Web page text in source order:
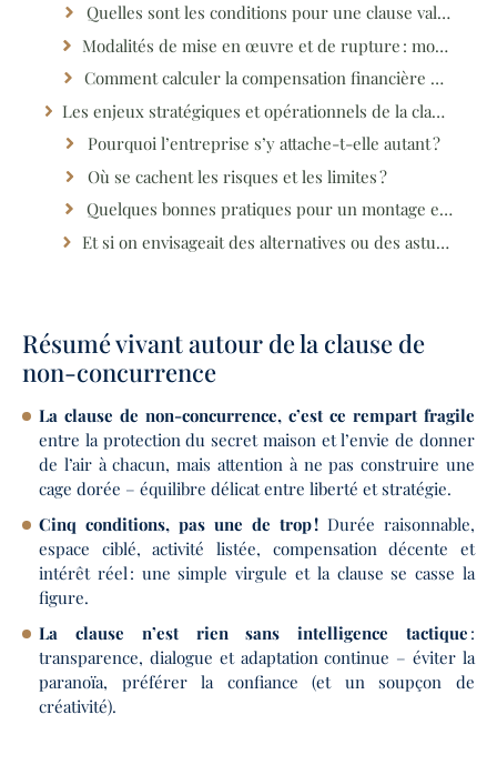
Quelles sont les conditions pour une clause valable ?
Modalités de mise en œuvre et de rupture : mode d’emploi ou casse-tête ?
Comment calculer la compensation financière d’une clause ?
Les enjeux stratégiques et opérationnels de la clause de non-concurrence : quelle stratégie adopter ?
Pourquoi l’entreprise s’y attache-t-elle autant ?
Où se cachent les risques et les limites ?
Quelques bonnes pratiques pour un montage efficace
Et si on envisageait des alternatives ou des astuces complémentaires ?
Résumé vivant autour de la clause de
non-concurrence
La clause de non-concurrence, c’est ce rempart fragile
entre la protection du secret maison et l’envie de donner
de l’air à chacun, mais attention à ne pas construire une
cage dorée – équilibre délicat entre liberté et stratégie.
Cinq conditions, pas une de trop ! Durée raisonnable,
espace ciblé, activité listée, compensation décente et
intérêt réel : une simple virgule et la clause se casse la
figure.
La clause n’est rien sans intelligence tactique :
transparence, dialogue et adaptation continue – éviter la
paranoïa, préférer la confiance (et un soupçon de
créativité).